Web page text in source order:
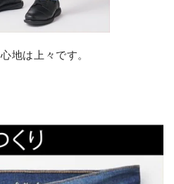
地は上々です。